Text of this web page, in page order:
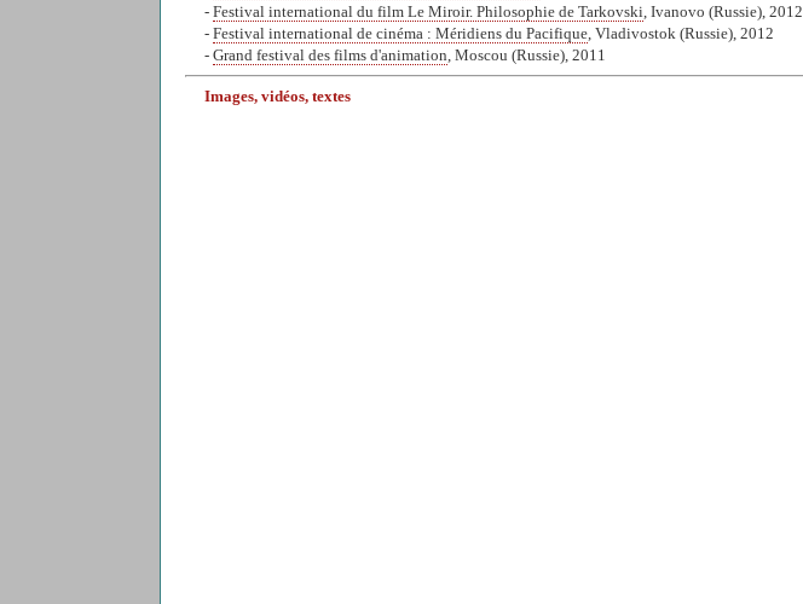
- Festival international du film Le Miroir. Philosophie de Tarkovski , Ivanovo (Russie), 2012
- Festival international de cinéma : Méridiens du Pacifique , Vladivostok (Russie), 2012
- Grand festival des films d'animation , Moscou (Russie), 2011
Images, vidéos, textes